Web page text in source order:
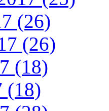
(26)
(26)
(18)
(18)